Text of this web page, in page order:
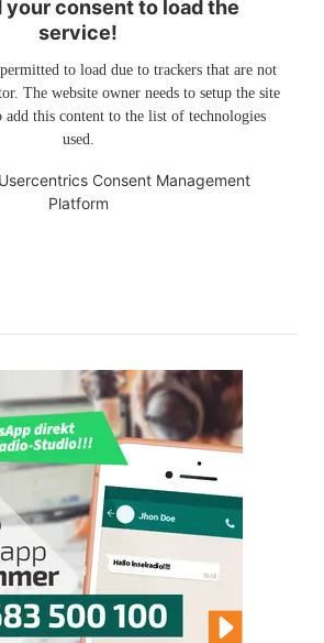
your consent to load the
service!
to load due to trackers that are not
The website owner needs to setup the site
this content to the list of technologies
used.
Usercentrics Consent Management
Platform